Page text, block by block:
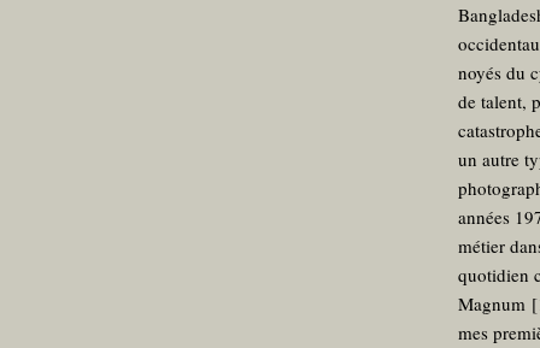
noyés du
de talent,
un autre
années
métier
quotidien
Magnum [
mes